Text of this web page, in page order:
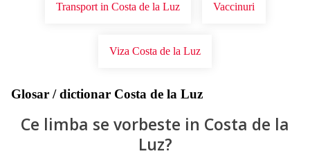
Transport in Costa de la Luz Vaccinuri
Viza Costa de la Luz
Glosar / dictionar Costa de la Luz
Ce limba se vorbeste in Costa de la
Luz?